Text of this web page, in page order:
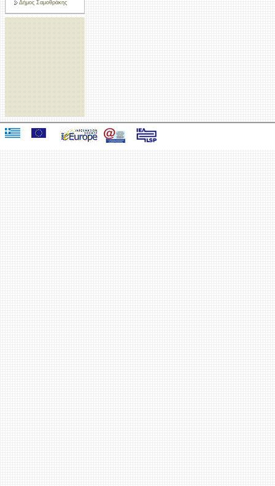
Δήμος Σαμοθράκης